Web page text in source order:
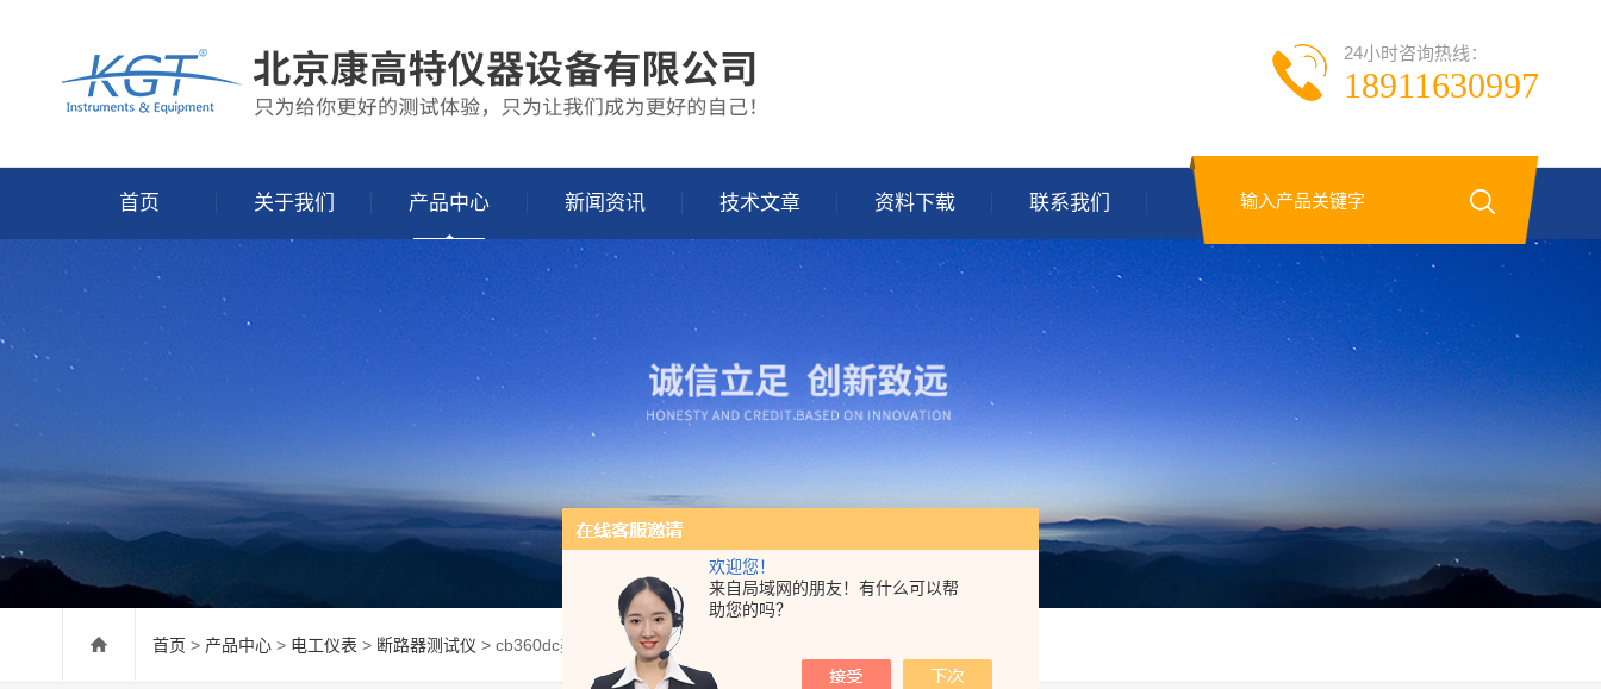
欢迎您！
来自局域网的朋友！有什么可以帮
助您的吗？
24小时咨询热线：
18911630997
首页 关于我们 产品中心 新闻资讯 技术文章 资料下载 联系我们
首页 > 产品中心 > 电工仪表 > 断路器测试仪 > cb360dc美国MEGGER CB-360-DC直流断路器测试仪